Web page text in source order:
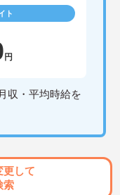
ト
円
収・平均時給を
更して
索